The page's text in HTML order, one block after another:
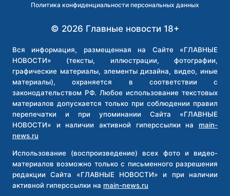
Политика конфиденциальности персональных данных
© 2026 Главные новости 18+
Вся информация, размещенная на Сайте «ГЛАВНЫЕ
НОВОСТИ» (тексты, иллюстрации, фотографии,
графические материалы, элементы дизайна, видео, иные
материалы), охраняется в соответствии с
законодательством РФ. Любое использование текстовых
материалов допускается только при соблюдении правил
перепечатки и при упоминании Сайта «ГЛАВНЫЕ
НОВОСТИ» и наличии активной гиперссылки на main-
news.ru
Использование (воспроизведение) всех фото и видео-
материалов возможно только с письменного разрешения
редакции Сайта «ГЛАВНЫЕ НОВОСТИ» и при наличии
активной гиперссылки на main-news.ru